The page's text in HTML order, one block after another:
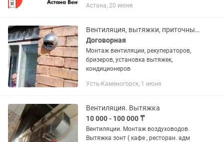
размеров. Имеем собственное
оборудование,...
Астана, 20 июня
Вентиляция, вытяжки, приточные клапана
Договорная
Монтаж вентиляции, рекуператоров,
бризеров, установка вытяжек,
кондиционеров
Усть-Каменогорск, 1 июня
Вентиляция. Вытяжка
10 000 - 100 000 ₸
Вентиляции. Монтаж воздуховодов.
Вытяжка зонт ( кафе , ресторан. адм